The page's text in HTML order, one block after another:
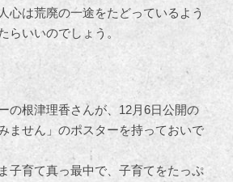
心は荒廃の一途をたどっているよう
らいいのでしょう。
の根津理香さんが、12月6日公開の
ません」のポスターを持っておいで
子育て真っ最中で、子育てをたっぷ